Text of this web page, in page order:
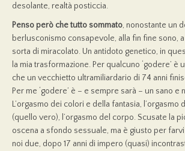
desolante, realtà posticcia.
Penso però che tutto sommato, nonostante un
berlusconismo consapevole, alla fin fine sono,
sorta di miracolato. Un antidoto genetico, in
la mia trasformazione. Per qualcuno ‘godere’ è
che un vecchietto ultramiliardario di 74 anni
Per me ‘godere’ è – e sempre sarà – un sano e
L’orgasmo dei colori e della fantasia, l’orgasmo
(quello vero), l’orgasmo del corpo. Scusate la
oscena a sfondo sessuale, ma è giusto per
noi due, dopo 17 anni di impero (quasi)